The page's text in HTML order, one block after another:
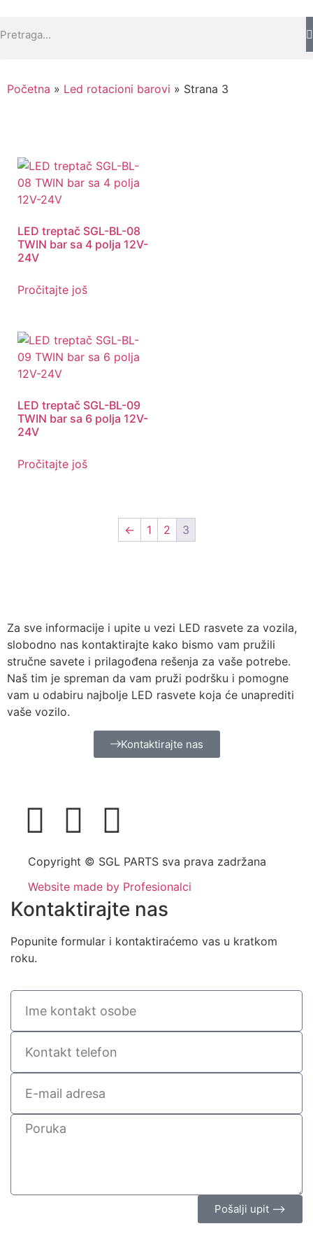
Početna » Led rotacioni barovi » Strana 3
LED treptač SGL-BL-08
TWIN bar sa 4 polja 12V-
24V
Pročitajte još
LED treptač SGL-BL-09
TWIN bar sa 6 polja 12V-
24V
Pročitajte još
← 1 2 3
Za sve informacije i upite u vezi LED rasvete za vozila,
slobodno nas kontaktirajte kako bismo vam pružili
stručne savete i prilagođena rešenja za vaše potrebe.
Naš tim je spreman da vam pruži podršku i pomogne
vam u odabiru najbolje LED rasvete koja će unaprediti
vaše vozilo.
Kontaktirajte nas
Copyright © SGL PARTS sva prava zadržana
Website made by Profesionalci
Kontaktirajte nas
Popunite formular i kontaktiraćemo vas u kratkom
roku.
Pošalji upit ⟶